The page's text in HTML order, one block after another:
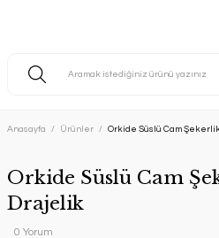
Anasayfa Ürünler Orkide Süslü Cam
Orkide Süslü Cam
Drajelik
0 Yorum